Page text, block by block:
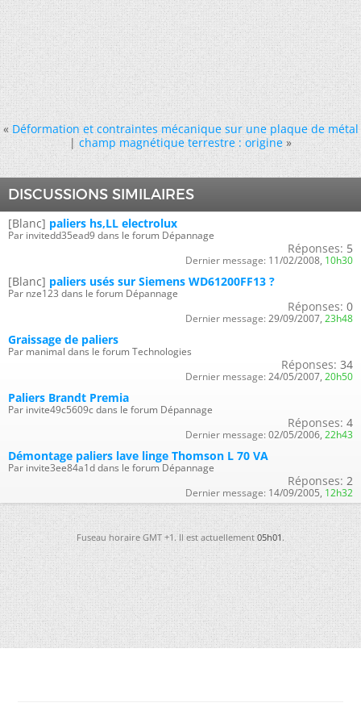
« Déformation et contraintes mécanique sur une plaque de métal
|champ magnétique terrestre : origine »
DISCUSSIONS SIMILAIRES
[Blanc] paliers hs,LL electrolux
Par invitedd35ead9 dans le forum Dépannage
Réponses: 5
Dernier message: 11/02/2008, 10h30
[Blanc] paliers usés sur Siemens WD61200FF13 ?
Par nze123 dans le forum Dépannage
Réponses: 0
Dernier message: 29/09/2007, 23h48
Graissage de paliers
Par manimal dans le forum Technologies
Réponses: 34
Dernier message: 24/05/2007, 20h50
Paliers Brandt Premia
Par invite49c5609c dans le forum Dépannage
Réponses: 4
Dernier message: 02/05/2006, 22h43
Démontage paliers lave linge Thomson L 70 VA
Par invite3ee84a1d dans le forum Dépannage
Réponses: 2
Dernier message: 14/09/2005, 12h32
Fuseau horaire GMT +1. Il est actuellement05h01.